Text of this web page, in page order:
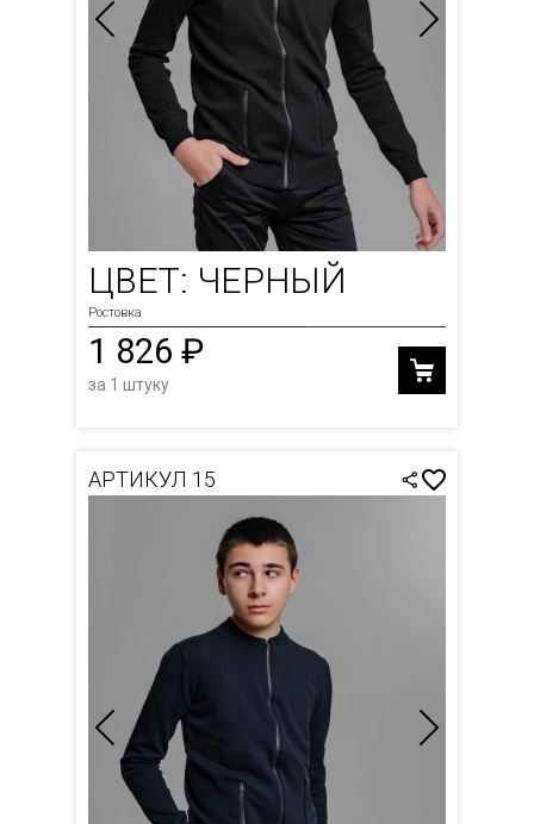
ЦВЕТ: ЧЕРНЫЙ
Ростовка
1 826 ₽
за 1 штуку
АРТИКУЛ 15